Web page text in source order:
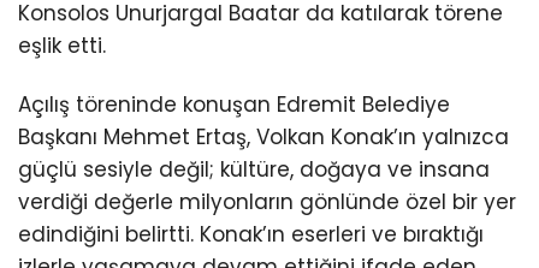
Konsolos Unurjargal Baatar da katılarak törene
eşlik etti.
Açılış töreninde konuşan Edremit Belediye
Başkanı Mehmet Ertaş, Volkan Konak’ın yalnızca
güçlü sesiyle değil; kültüre, doğaya ve insana
verdiği değerle milyonların gönlünde özel bir yer
edindiğini belirtti. Konak’ın eserleri ve bıraktığı